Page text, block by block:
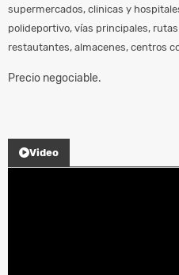
supermercados, clinicas y
polideportivo, vías principales,
restautantes, almacenes, centros
Precio negociable.
Video